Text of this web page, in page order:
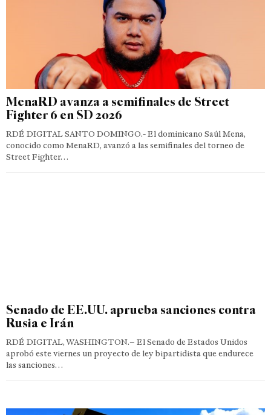
MenaRD avanza a semifinales de Street
Fighter 6 en SD 2026
RDÉ DIGITAL SANTO DOMINGO.- El dominicano Saúl Mena,
conocido como MenaRD, avanzó a las semifinales del torneo de
Street Fighter…
Senado de EE.UU. aprueba sanciones contra
Rusia e Irán
RDÉ DIGITAL, WASHINGTON.– El Senado de Estados Unidos
aprobó este viernes un proyecto de ley bipartidista que endurece
las sanciones…